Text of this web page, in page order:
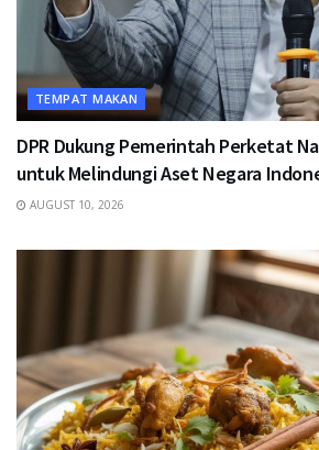
TEMPAT MAKAN
DPR Dukung Pemerintah Perketat
untuk Melindungi Aset Negara
AUGUST 10, 2026